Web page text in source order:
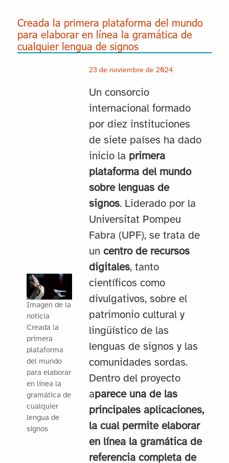
Creada la primera plataforma del mundo
para elaborar en línea la gramática de
cualquier lengua de signos
Imagen de la
noticia
Creada la
primera
plataforma
del mundo
para elaborar
en línea la
gramática de
cualquier
lengua de
signos
23 de noviembre de 2024
Un consorcio
internacional formado
por diez instituciones
de siete países ha dado
inicio la primera
plataforma del mundo
sobre lenguas de
signos. Liderado por la
Universitat Pompeu
Fabra (UPF), se trata de
un centro de recursos
digitales, tanto
científicos como
divulgativos, sobre el
patrimonio cultural y
lingüístico de las
lenguas de signos y las
comunidades sordas.
Dentro del proyecto
aparece una de las
principales aplicaciones,
la cual permite elaborar
en línea la gramática de
referencia completa de